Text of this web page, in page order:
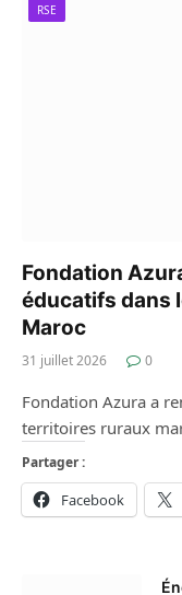
RSE
Fondation
éducatifs dans
Maroc
31 juillet 2026 0
Fondation Azura a
territoires ruraux
Partager :
Facebook